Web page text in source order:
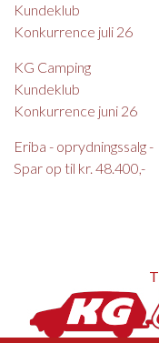
Kundeklub
Konkurrence juli 26
KG Camping
Kundeklub
Konkurrence juni 26
Eriba - oprydningssalg -
Spar op til kr. 48.400,-